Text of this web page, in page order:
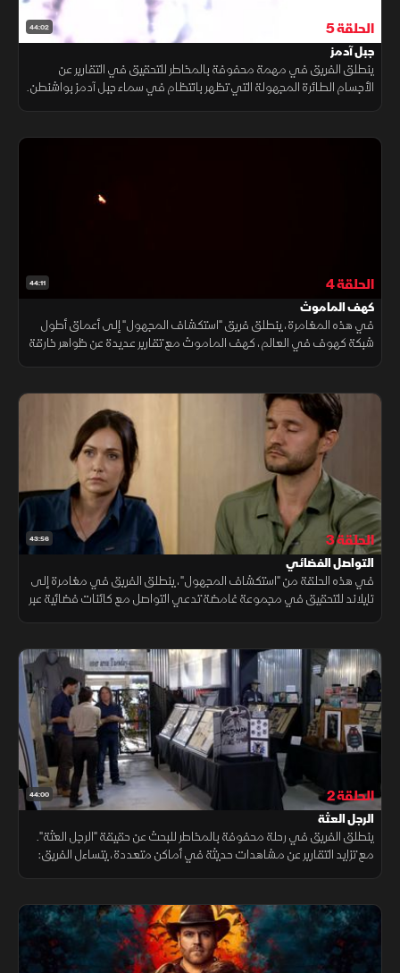
44:02 الحلقة 5
جبل آدمز
ينطلق الفريق في مهمة محفوفة بالمخاطر للتحقيق في التقارير عن
الأجسام الطائرة المجهولة التي تظهر بانتظام في سماء جبل آدمز بواشنطن.
44:11 الحلقة 4
كهف الماموث
في هذه المغامرة، ينطلق فريق "استكشاف المجهول" إلى أعماق أطول
شبكة كهوف في العالم، كهف الماموث مع تقارير عديدة عن ظواهر خارقة
43:56 الحلقة 3
التواصل الفضائي
في هذه الحلقة من "استكشاف المجهول"، ينطلق الفريق في مغامرة إلى
تايلاند للتحقيق في مجموعة غامضة تدعي التواصل مع كائنات فضائية عبر
44:00 الحلقة 2
الرجل العثة
ينطلق الفريق في رحلة محفوفة بالمخاطر للبحث عن حقيقة "الرجل العثة".
مع تزايد التقارير عن مشاهدات حديثة في أماكن متعددة، يتساءل الفريق: